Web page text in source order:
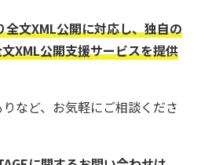
文XML公開に対応し、独自の
XML公開支援サービスを提供
など、お気軽にご相談くださ